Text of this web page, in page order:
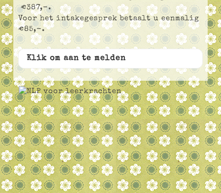
€387,-.
Voor het intakegesprek betaalt u eenmalig
€85,-.
Klik om aan te melden